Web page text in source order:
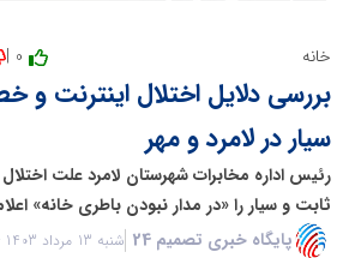
خانه
بررسی دلایل اختلال اینترنت و
سیار در لامرد و مهر
رئیس اداره مخابرات شهرستان لامرد علت
ثابت و سیار را «در مدار نبودن باطری خانه»
پایگاه خبری تصمیم 24
شنبه 13 مرداد 1403 - 08:52